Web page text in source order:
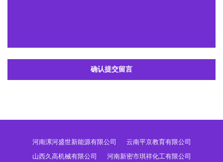
确认提交留言
河南漯河盛世新能源有限公司
云南平京教育有限公司
山西久高机械有限公司
河南新密市琪祥化工有限公司